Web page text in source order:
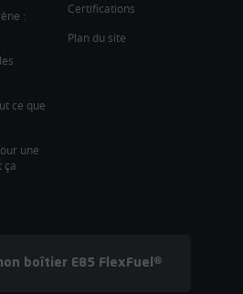
:
ce que
une
ça
Certifications
Plan du site
boîtier E85 FlexFuel®